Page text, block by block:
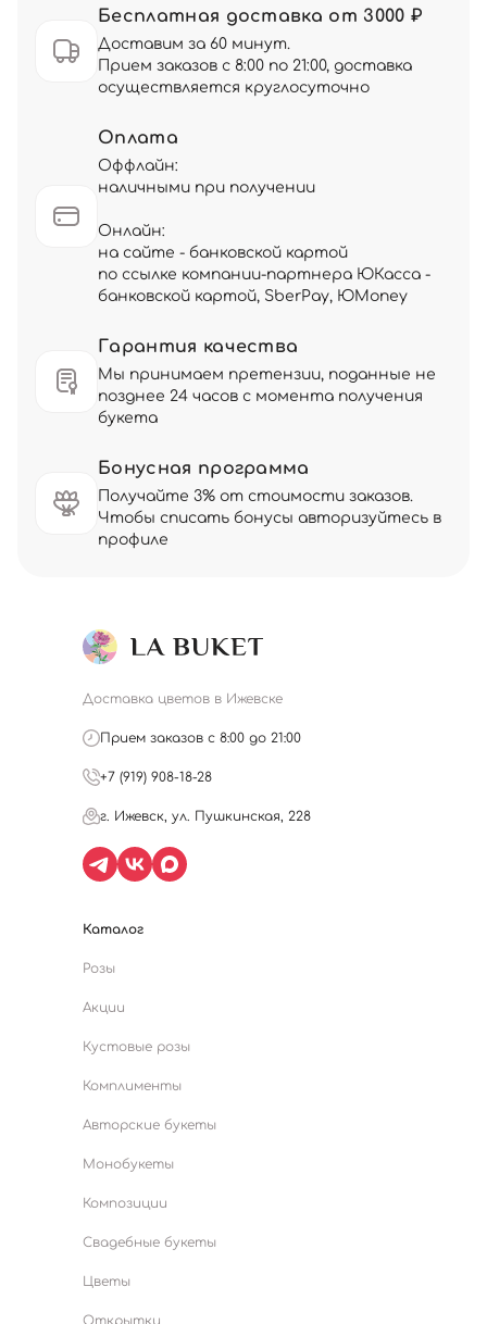
Бесплатная доставка от 3000 ₽
Доставим за 60 минут.
Прием заказов с 8:00 по 21:00, доставка
осуществляется круглосуточно
Оплата
Оффлайн:
наличными при получении
Онлайн:
на сайте - банковской картой
по ссылке компании-партнера ЮКасса -
банковской картой, SberPay, ЮMoney
Гарантия качества
Мы принимаем претензии, поданные не
позднее 24 часов с момента получения
букета
Бонусная программа
Получайте 3% от стоимости заказов.
Чтобы списать бонусы авторизуйтесь в
профиле
Доставка цветов в Ижевске
Прием заказов с 8:00 до 21:00
+7 (919) 908-18-28
г. Ижевск, ул. Пушкинская, 228
Каталог
Розы
Акции
Кустовые розы
Комплименты
Авторские букеты
Монобукеты
Композиции
Свадебные букеты
Цветы
Открытки